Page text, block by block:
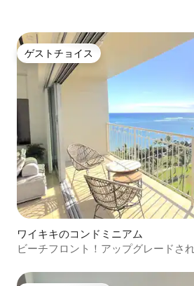
ゲストチョイス
ゲストチョイス
ワイキキのコンドミニアム
ビーチフロント！アップグレードさ